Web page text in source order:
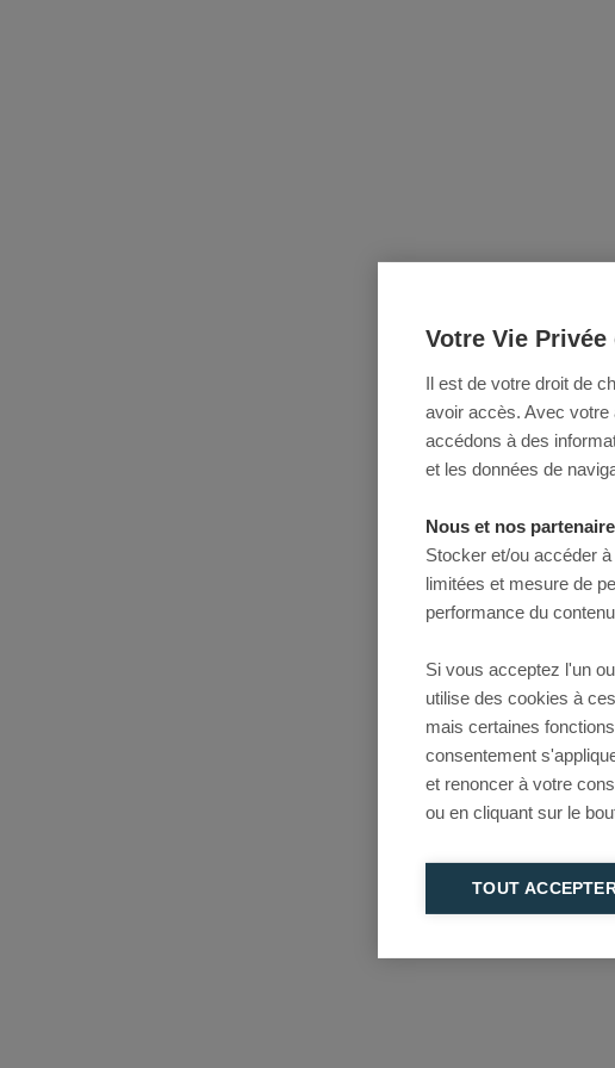
Votre Vie
Il est de votre droit de
avoir accès. Avec votre
accédons à des
et les données de
Nous et nos
Stocker et/ou accéder
limitées et mesure de
performance du
Si vous acceptez l'un
utilise des cookies à
mais certaines
consentement
et renoncer à votre
ou en cliquant sur le
TOUT